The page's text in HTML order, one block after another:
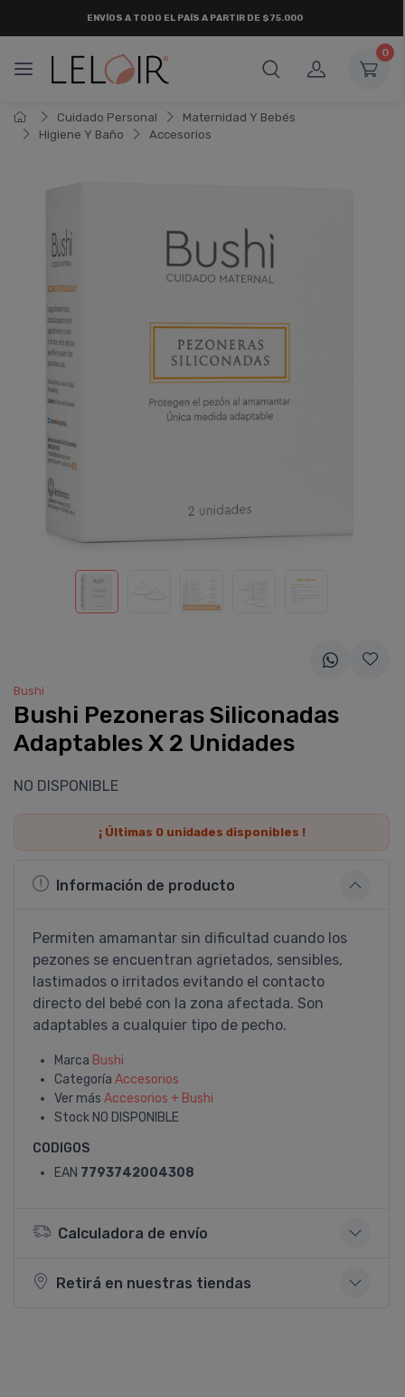
ENVÍOS A TODO EL PAÍS A PARTIR DE $75.000
0
Cuidado Personal
Maternidad Y Bebés
Higiene Y Baño
Accesorios
Bushi
Bushi Pezoneras Siliconadas
Adaptables X 2 Unidades
NO DISPONIBLE
¡ Últimas 0unidades disponibles !
Información de producto
Permiten amamantar sin dificultad cuando los
pezones se encuentran agrietados, sensibles,
lastimados o irritados evitando el contacto
directo del bebé con la zona afectada. Son
adaptables a cualquier tipo de pecho.
Marca Bushi
Categoría Accesorios
Ver más Accesorios + Bushi
Stock NO DISPONIBLE
CODIGOS
EAN 7793742004308
Calculadora de envío
Retirá en nuestras tiendas